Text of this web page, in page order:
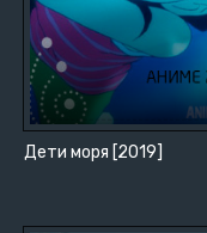
Дети моря [2019]